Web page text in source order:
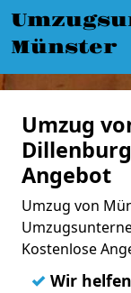
Münster
Umzug
Angebot
Umzug von
Kostenlose
✓ Wir